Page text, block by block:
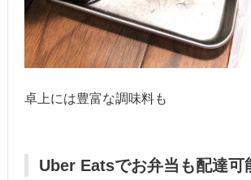
卓上には豊富な調味料も
Uber Eatsでお弁当も配達可